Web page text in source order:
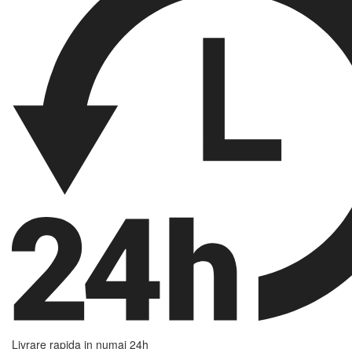
Livrare rapida in numai 24h